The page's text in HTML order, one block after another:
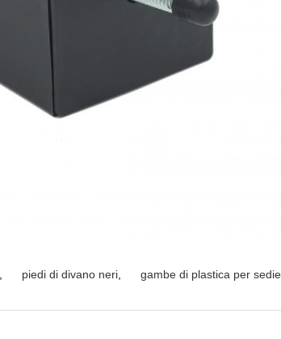
piedi di divano neri gambe di plastica per sedie